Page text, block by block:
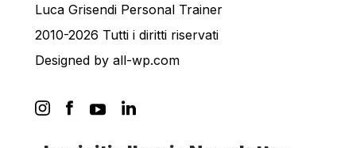
Luca Grisendi Personal Trainer
2010-2026 Tutti i diritti riservati
Designed by all-wp.com